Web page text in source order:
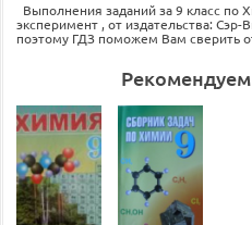
Выполнения заданий за 9 класс
эксперимент , от издательства: Сэр-
поэтому ГДЗ поможем Вам сверить